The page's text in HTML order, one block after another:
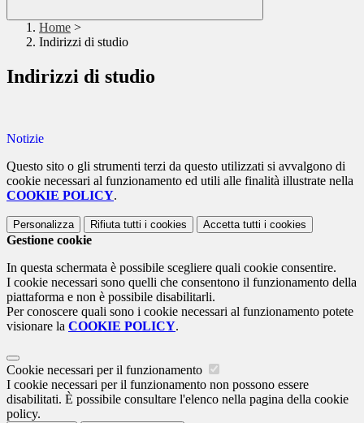
Home >
Indirizzi di studio
Indirizzi di studio
Notizie
Questo sito o gli strumenti terzi da questo utilizzati si avvalgono di
cookie necessari al funzionamento ed utili alle finalità illustrate nella
COOKIE POLICY.
Personalizza Rifiuta tutti i cookies Accetta tutti i cookies
Gestione cookie
In questa schermata è possibile scegliere quali cookie consentire.
I cookie necessari sono quelli che consentono il funzionamento della
piattaforma e non è possibile disabilitarli.
Per conoscere quali sono i cookie necessari al funzionamento potete
visionare la COOKIE POLICY.
Cookie necessari per il funzionamento
I cookie necessari per il funzionamento non possono essere
disabilitati. È possibile consultare l'elenco nella pagina della cookie
policy.